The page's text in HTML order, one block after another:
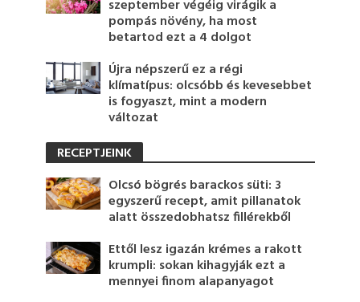
szeptember végéig virágik a
pompás növény, ha most
betartod ezt a 4 dolgot
Újra népszerű ez a régi
klímatípus: olcsóbb és kevesebbet
is fogyaszt, mint a modern
változat
RECEPTJEINK
Olcsó bögrés barackos süti: 3
egyszerű recept, amit pillanatok
alatt összedobhatsz fillérekből
Ettől lesz igazán krémes a rakott
krumpli: sokan kihagyják ezt a
mennyei finom alapanyagot